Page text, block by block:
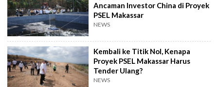
Ancaman Investor China di Proyek
PSEL Makassar
NEWS
Kembali ke Titik Nol, Kenapa
Proyek PSEL Makassar Harus
Tender Ulang?
NEWS